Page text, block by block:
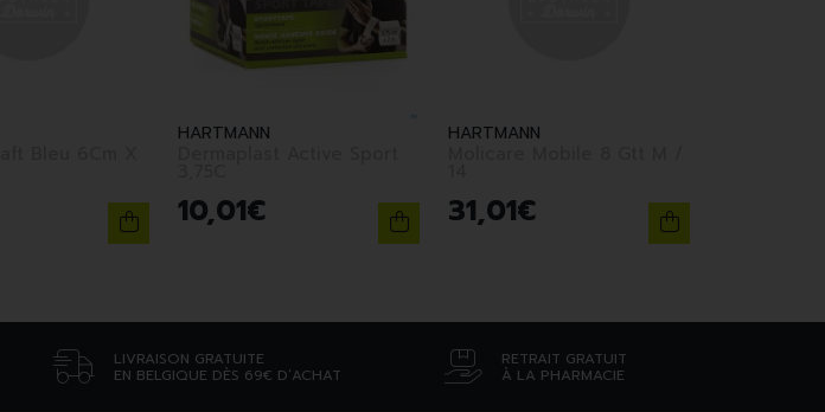
HARTMANN
10,01€
HARTMANN
31,01€
LIVRAISON GRATUITE
EN BELGIQUE DÈS 69€ D’ACHAT
RETRAIT GRATUIT
À LA PHARMACIE